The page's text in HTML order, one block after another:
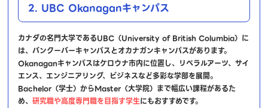
2. UBC Okanaganキャンパス
カナダの名門大学であるUBC（University of British Columbia）に
は、バンクーバーキャンパスとオカナガンキャンパスがあります。
Okanaganキャンパスはケロウナ市内に位置し、リベラルアーツ、サイ
エンス、エンジニアリング、ビジネスなど多彩な学部を展開。
Bachelor（学士）からMaster（大学院）まで幅広い課程があるた
め、研究職や高度専門職を目指す学生にもおすすめです。